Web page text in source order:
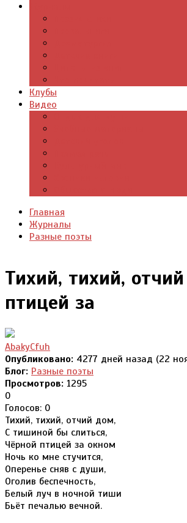
Клубы
Видео
Главная
Журналы
Разные поэты
Тихий, тихий,
птицей за
AbakyCfuh
Опубликовано: 4277 дней назад (22
Блог: Разные поэты
Просмотров: 1295
0
Голосов: 0
Тихий, тихий, отчий дом,
С тишиной бы слиться,
Чёрной птицей за окном
Ночь ко мне стучится,
Оперенье сняв с души,
Оголив беспечность,
Белый луч в ночной тиши
Бьёт печалью вечной.